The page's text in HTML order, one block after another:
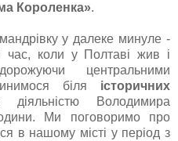
Короленка».
у далеке минуле -
час, коли у Полтаві жив і
центральними
біля історичних
Володимира
Ми поговоримо про
в нашому місті у період з